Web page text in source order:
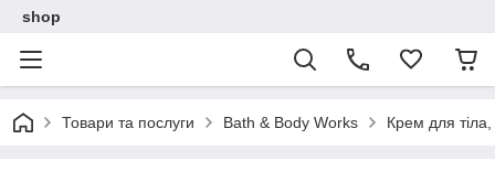
shop
Товари та послуги Bath & Body Works Крем для